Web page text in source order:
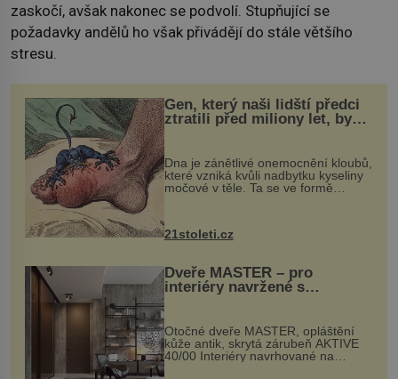
zaskočí, avšak nakonec se podvolí. Stupňující se
požadavky andělů ho však přivádějí do stále většího
stresu.
Gen, který naši lidští předci
ztratili před miliony let, by
mohl pomoci s léčbou
„nemoci králů“
Dna je zánětlivé onemocnění kloubů,
které vzniká kvůli nadbytku kyseliny
močové v těle. Ta se ve formě
nohou, a způsobuje bole...
21stoleti.cz
Dveře MASTER – pro
interiéry navržené s
rozumem i vášní!
Otočné dveře MASTER, opláštění
kůže antik, skrytá zárubeň AKTIVE
40/00 Interiéry navrhované na
zakázku často vyžadují atypické